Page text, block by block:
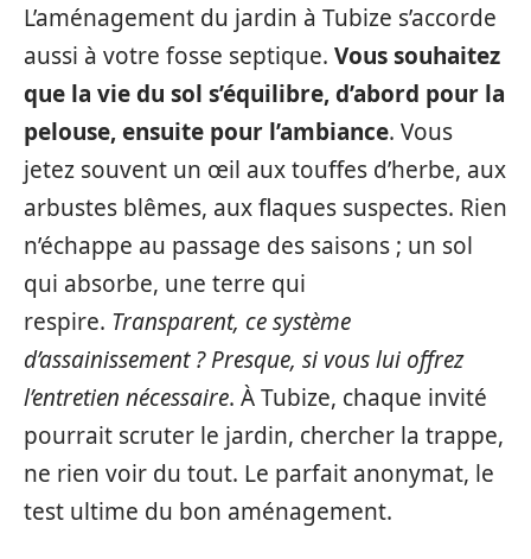
L’aménagement du jardin à Tubize s’accorde
aussi à votre fosse septique. Vous souhaitez
que la vie du sol s’équilibre, d’abord pour la
pelouse, ensuite pour l’ambiance. Vous
jetez souvent un œil aux touffes d’herbe, aux
arbustes blêmes, aux flaques suspectes. Rien
n’échappe au passage des saisons ; un sol
qui absorbe, une terre qui
respire. Transparent, ce système
d’assainissement ? Presque, si vous lui offrez
l’entretien nécessaire. À Tubize, chaque invité
pourrait scruter le jardin, chercher la trappe,
ne rien voir du tout. Le parfait anonymat, le
test ultime du bon aménagement.